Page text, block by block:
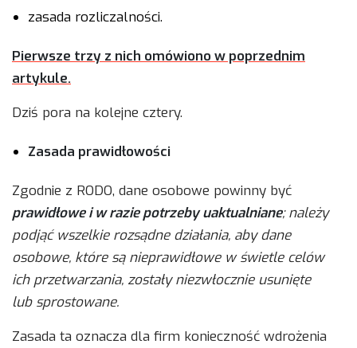
zasada rozliczalności.
Pierwsze trzy z nich omówiono w poprzednim
artykule.
Dziś pora na kolejne cztery.
Zasada prawidłowości
Zgodnie z RODO, dane osobowe powinny być
prawidłowe i w razie potrzeby uaktualniane; należy
podjąć wszelkie rozsądne działania, aby dane
osobowe, które są nieprawidłowe w świetle celów
ich przetwarzania, zostały niezwłocznie usunięte
lub sprostowane.
Zasada ta oznacza dla firm konieczność wdrożenia